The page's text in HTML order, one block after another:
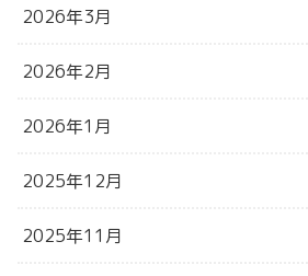
2026年3月
2026年2月
2026年1月
2025年12月
2025年11月